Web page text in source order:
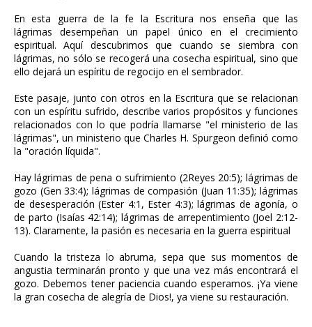
En esta guerra de la fe la Escritura nos enseña que las
lágrimas desempeñan un papel único en el crecimiento
espiritual. Aquí descubrimos que cuando se siembra con
lágrimas, no sólo se recogerá una cosecha espiritual, sino que
ello dejará un espíritu de regocijo en el sembrador.
Este pasaje, junto con otros en la Escritura que se relacionan
con un espíritu sufrido, describe varios propósitos y funciones
relacionados con lo que podría llamarse "el ministerio de las
lágrimas", un ministerio que Charles H. Spurgeon definió como
la "oración líquida".
Hay lágrimas de pena o sufrimiento (2Reyes 20:5); lágrimas de
gozo (Gen 33:4); lágrimas de compasión (Juan 11:35); lágrimas
de desesperación (Ester 4:1, Ester 4:3); lágrimas de agonía, o
de parto (Isaías 42:14); lágrimas de arrepentimiento (Joel 2:12-
13). Claramente, la pasión es necesaria en la guerra espiritual
Cuando la tristeza lo abruma, sepa que sus momentos de
angustia terminarán pronto y que una vez más encontrará el
gozo. Debemos tener paciencia cuando esperamos. ¡Ya viene
la gran cosecha de alegría de Dios!, ya viene su restauración.